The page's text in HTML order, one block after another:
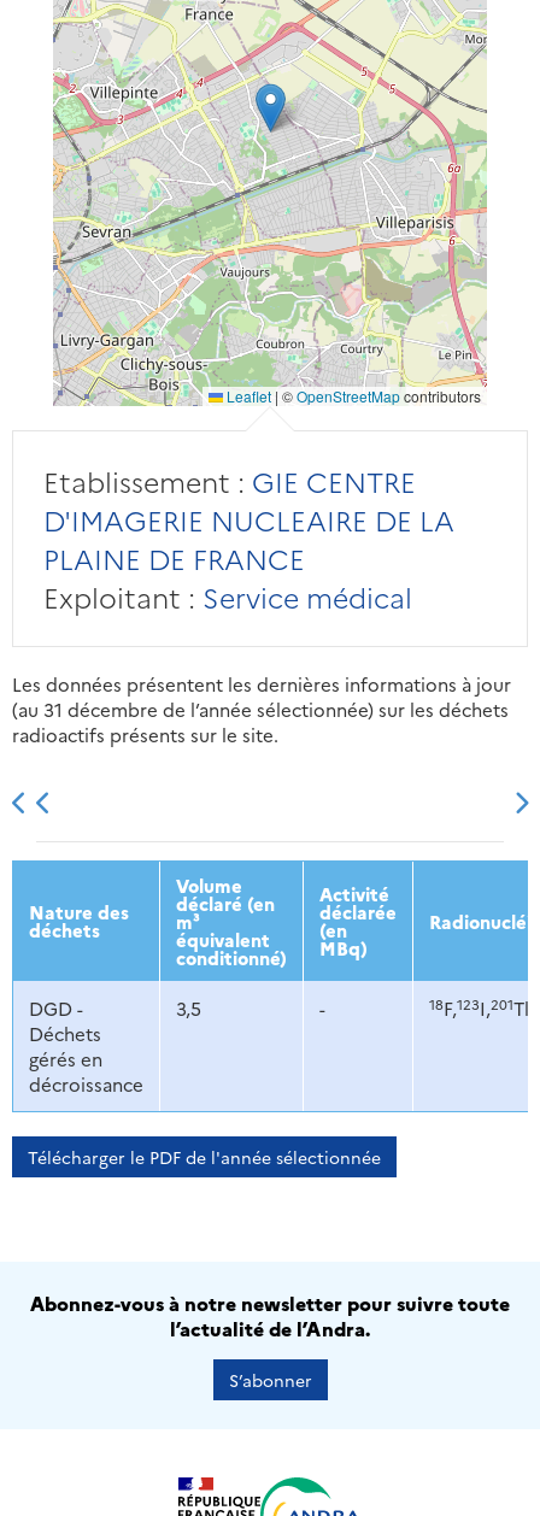
Leaflet | ©OpenStreetMapcontributors
Etablissement : GIE CENTRE
D'IMAGERIE NUCLEAIRE DE LA
PLAINE DE FRANCE
Exploitant : Service médical
Les données présentent les dernières informations à jour
(au 31 décembre de l’année sélectionnée) sur les déchets
radioactifs présents sur le site.
2013 2014 2015 2016
Nature des
déchets
Volume
déclaré (en
m³
équivalent
conditionné)
Activité
déclarée
(en
MBq)
DGD -
Déchets
gérés en
décroissance
3,5 - 18F,123I,201Tl,
Télécharger le PDF de l'année sélectionnée
Abonnez-vous à notre newsletter pour suivre toute
l’actualité de l’Andra.
S’abonner